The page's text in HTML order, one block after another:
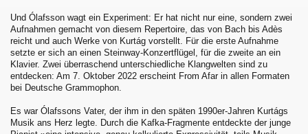
Und Ólafsson wagt ein Experiment: Er hat nicht nur eine, sondern zwei
Aufnahmen gemacht von diesem Repertoire, das von Bach bis Adès
reicht und auch Werke von Kurtág vorstellt. Für die erste Aufnahme
setzte er sich an einen Steinway-Konzertflügel, für die zweite an ein
Klavier. Zwei überraschend unterschiedliche Klangwelten sind zu
entdecken: Am 7. Oktober 2022 erscheint From Afar in allen Formaten
bei Deutsche Grammophon.
Es war Ólafssons Vater, der ihm in den späten 1990er-Jahren Kurtágs
Musik ans Herz legte. Durch die Kafka-Fragmente entdeckte der junge